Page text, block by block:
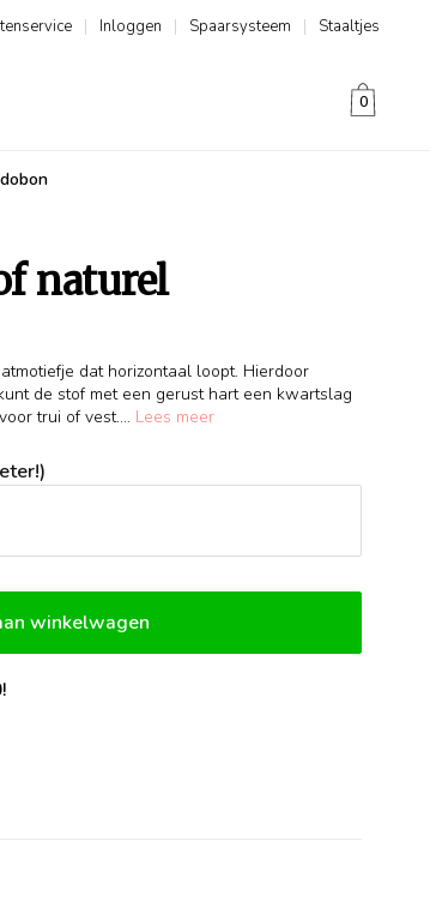
Staaltjes
|
Spaarsysteem
|
Inloggen
|
0
naturel
dat horizontaal loopt. Hierdoor
de stof met een gerust hart een kwartslag
trui of vest.... Lees meer
winkelwagen